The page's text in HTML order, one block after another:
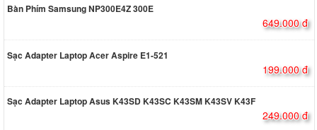
Bàn Phím Samsung NP300E4Z 300E
649.000 đ
Sạc Adapter Laptop Acer Aspire E1-521
199.000 đ
Sạc Adapter Laptop Asus K43SD K43SC K43SM K43SV K43F
249.000 đ